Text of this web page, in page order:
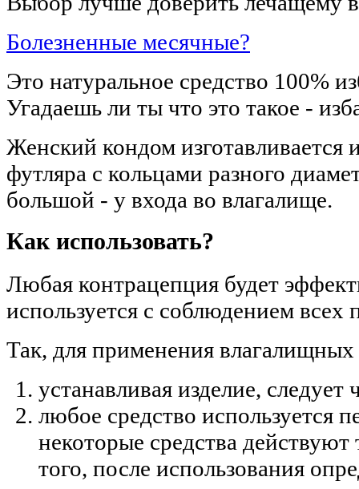
Болезненные месячные?
Это натуральное средство 100%
Угадаешь ли ты что это такое -
Женский кондом изготавливается
футляра с кольцами разного
большой - у входа во влагалище.
Как использовать?
Любая контрацепция будет
используется с соблюдением
Так, для применения
устанавливая изделие,
любое средство используется
некоторые средства
того, после использования